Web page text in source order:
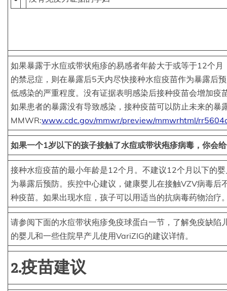
如果暴露于水痘或带状疱疹的易感者年龄大于或等于12个月
的禁忌症，则在暴露后5天内尽快接种水痘疫苗作为暴露后
低感染的严重程度。没有证据表明感染后接种疫苗会增加疫
如果患者的暴露没有导致感染，接种疫苗可以防止未来的暴
MMWR:www.cdc.gov/mmwr/preview/mmwrhtml/
如果一个1岁以下的孩子接触了水痘或带状疱疹病毒，你会
接种水痘疫苗的最小年龄是12个月。不建议12个月以下的
为暴露后预防。疾控中心建议，健康婴儿在接触VZV病毒后
种疫苗。如果出现水痘，孩子可以用适当的抗病毒药物治疗
请参阅下面的水痘带状疱疹免疫球蛋白一节，了解免疫缺陷
的婴儿和一些住院早产儿使用VariZIG的建议详情。
2.疫苗建议